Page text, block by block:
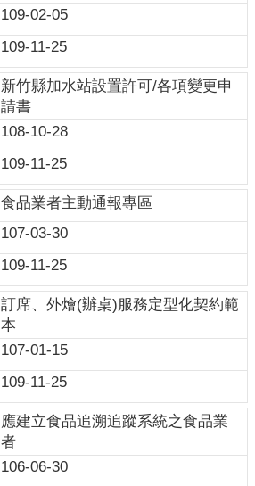
109-02-05
109-11-25
新竹縣加水站設置許可/各項變更申
請書
108-10-28
109-11-25
食品業者主動通報專區
107-03-30
109-11-25
訂席、外燴(辦桌)服務定型化契約範
本
107-01-15
109-11-25
應建立食品追溯追蹤系統之食品業
者
106-06-30